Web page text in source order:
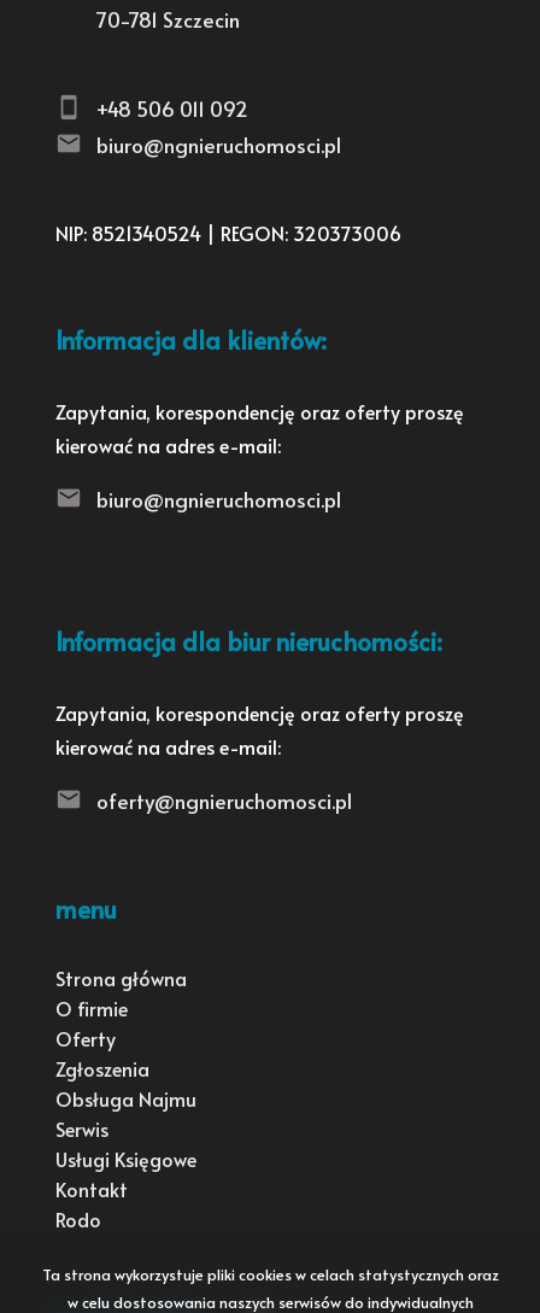
70-781 Szczecin
+48 506 011 092
biuro@ngnieruchomosci.pl
NIP: 8521340524 | REGON: 320373006
Informacja dla klientów:
Zapytania, korespondencję oraz oferty proszę
kierować na adres e-mail:
biuro@ngnieruchomosci.pl
Informacja dla biur nieruchomości:
Zapytania, korespondencję oraz oferty proszę
kierować na adres e-mail:
oferty@ngnieruchomosci.pl
menu
Strona główna
O firmie
Oferty
Zgłoszenia
Obsługa Najmu
Serwis
Usługi Księgowe
Kontakt
Rodo
Ta strona wykorzystuje pliki cookies w celach statystycznych oraz
w celu dostosowania naszych serwisów do indywidualnych